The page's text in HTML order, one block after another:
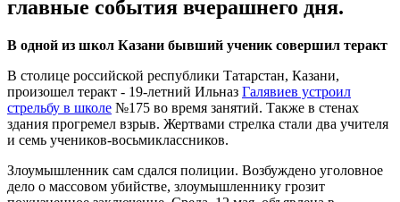
главные события вчерашнего дня.
В одной из школ Казани бывший ученик совершил теракт
В столице российской республики Татарстан, Казани,
произошел теракт - 19-летний Ильназ Галявиев устроил
стрельбу в школе №175 во время занятий. Также в стенах
здания прогремел взрыв. Жертвами стрелка стали два учителя
и семь учеников-восьмиклассников.
Злоумышленник сам сдался полиции. Возбуждено уголовное
дело о массовом убийстве, злоумышленнику грозит